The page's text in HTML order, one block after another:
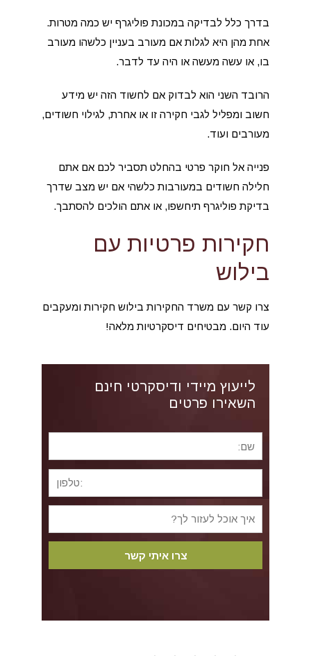
בדרך כלל לבדיקה במכונת פוליגרף יש כמה מטרות.
אחת מהן היא לגלות אם מעורב בעניין כלשהו מעורב
בו, או עשה מעשה או היה עד לדבר.
הרובד השני הוא לבדוק אם לחשוד הזה יש מידע
חשוב ומפליל לגבי חקירה זו או אחרת, לגילוי חשודים,
מעורבים ועוד.
פנייה אל חוקר פרטי בהחלט תסביר לכם אם אתם
חלילה חשודים במעורבות כלשהי אם יש מצב שדרך
בדיקת פוליגרף תיחשפו, או אתם הולכים להסתבך.
חקירות פרטיות עם
בילוש
צרו קשר עם משרד החקירות בילוש חקירות ומעקבים
עוד היום. מבטיחים דיסקרטיות מלאה!
לייעוץ מיידי ודיסקרטי חינם
השאירו פרטים